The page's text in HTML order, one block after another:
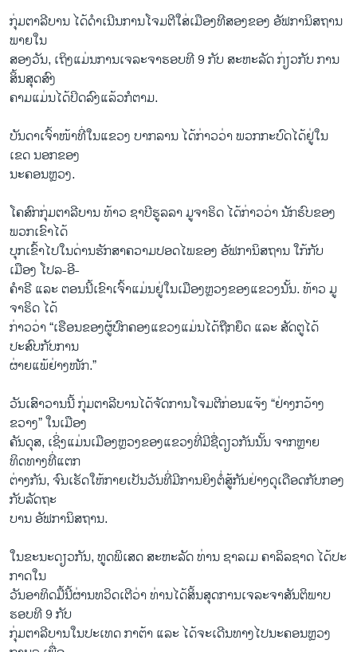
ລາຍການກະຈາຍສຽງ
ລາຍງານ
ຕິດຕາມພວກເຮົາ ທີ່
ພາສາຕ່າງໆ
ກຸ່ມ​ຕາ​ລີ​ບານ ໄດ້​ດຳ​ເນີນ​ການ​ໂຈມ​ຕີ​ໃສ່​ເມືອງ​ທີ​ສອງ​ຂອງ ອັ​ຟ​ກາ​ນິ​ສ​ຖ​ານ
ພາຍ​ໃນ​
ສອງວັນ, ເຖິງແມ່ນການເຈລະຈາຮອບທີ 9 ກັບ ສະຫະລັດ ກ່ຽວກັບ ການ
ສິ້ນສຸດສົງ
ຄາມແມ່ນໄດ້ປິດລົງແລ້ວກໍຕາມ.
ບັນ​ດາ​ເຈົ້າ​ໜ້າ​ທີ່​ໃນ​ແຂວງ ບາກ​ລານ ໄດ້​ກ່າວ​ວ່າ ພວກ​ກະ​ບົດ​ໄດ້​ຢູ່​ໃນ​
ເຂດ ນອກ​ຂອງ​
ນະຄອນຫຼວງ.
ໂຄ​ສົກ​ກຸ່ມ​ຕາ​ລີ​ບານ ທ້າວ ຊາ​ບີ​ຮູ​ລ​ລາ ມູ​ຈາ​ຮິດ ໄດ້​ກ່າວ​ວ່າ ນັກ​ຮົບ​ຂອງ​
ພວກ​ເຂົາ​ໄດ້
ບຸກເຂົ້າໄປໃນດ່ານຮັກສາຄວາມປອດໄພຂອງ ອັຟການິສຖານ ໃກ້ກັບ
ເມືອງ ໂປລ-ອີ-
ຄຳຣີ ແລະ ຕອນນີ້ເຂົາເຈົ້າແມ່ນຢູ່ໃນເມືອງຫຼວງຂອງແຂວງນັ້ນ. ທ້າວ ມູ
ຈາຮິດ ໄດ້
ກ່າວວ່າ “ເຮືອນຂອງຜູ້ປົກຄອງແຂວງແມ່ນໄດ້ຖືກຍຶດ ແລະ ສັດຕູໄດ້
ປະສົບກັບການ
ຜ່າຍແພ້ຢ່າງໜັກ.”
ວັນ​ເສົາ​ວານນີ້ ກຸ່ມ​ຕາ​ລີ​ບານ​ໄດ້​ຈັດ​ການ​ໂຈມ​ຕີ​ກ່ອນ​ແຈ້ງ “ຢ່າງກວ້າງ​
ຂວາງ” ໃນ​ເມືອງ
ຄັນດຸສ, ເຊິ່ງແມ່ນເມືອງຫຼວງຂອງແຂວງທີ່ມີຊື່ດຽວກັນນັ້ນ ຈາກຫຼາຍ
ທິດທາງທີ່ແຕກ
ຕ່າງກັນ, ຈົນເຮັດໃຫ້ກາຍເປັນວັນທີ່ມີການຍິງຕໍ່ສູ້ກັນຢ່າງດຸເດືອດກັບກອງ
ກັບລັດຖະ
ບານ ອັຟການິສຖານ.
ໃນ​ຂະ​ນະ​ດຽວ​ກັນ, ທູດ​ພິ​ເສດ ສະ​ຫະ​ລັດ ທ່ານ ຊ​າ​ລ​ເມ ຄາ​ລິ​ລ​ຊາດ ໄດ້​ປະ​
ກາດ​ໃນ​
ວັນອາທິດມື້ນີ້ຜ່ານທວິດເຕີວ່າ ທ່ານໄດ້ສິ້ນສຸດການເຈລະຈາສັນຕິພາບ
ຮອບທີ 9 ກັບ
ກຸ່ມຕາລີບານໃນປະເທດ ກາຕ້າ ແລະ ໄດ້ຈະເດີນທາງໄປນະຄອນຫຼວງ